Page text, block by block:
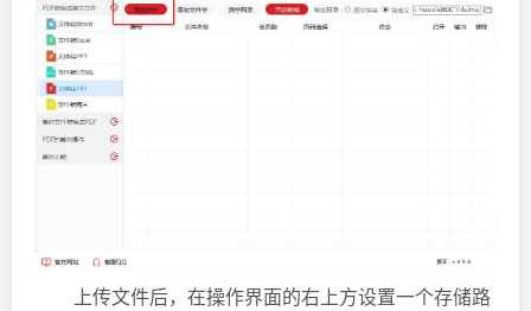
上传文件后，在操作界面的右上方设置一个存储路